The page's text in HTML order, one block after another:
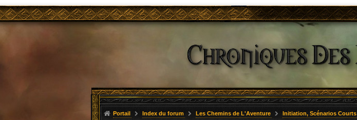
Portail Index du forum Les Chemins de L'Aventure Initiation, Scénarios Courts